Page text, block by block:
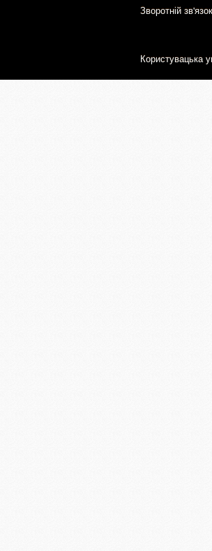
Зворотній зв'язок
Користувацька